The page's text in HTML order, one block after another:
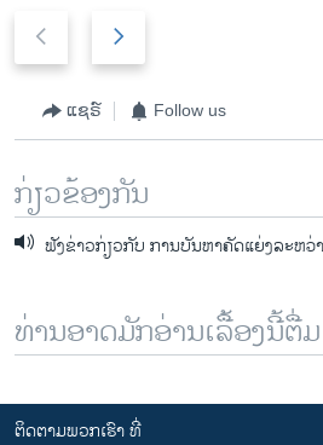
e
i
o
u
s
s
d
x
t
s
i
d
e
ແຊຣ໌ Follow us
ກ່ຽວຂ້ອງກັນ
ຟັງຂ່າວກ່ຽວກັບ ການບັນຫາຄັດແຍ່ງລະຫວ່
ທ່ານອາດມັກອ່ານເລື້ອງນີ້ຕື່ມ
ຕິດຕາມພວກເຮົາ ທີ່